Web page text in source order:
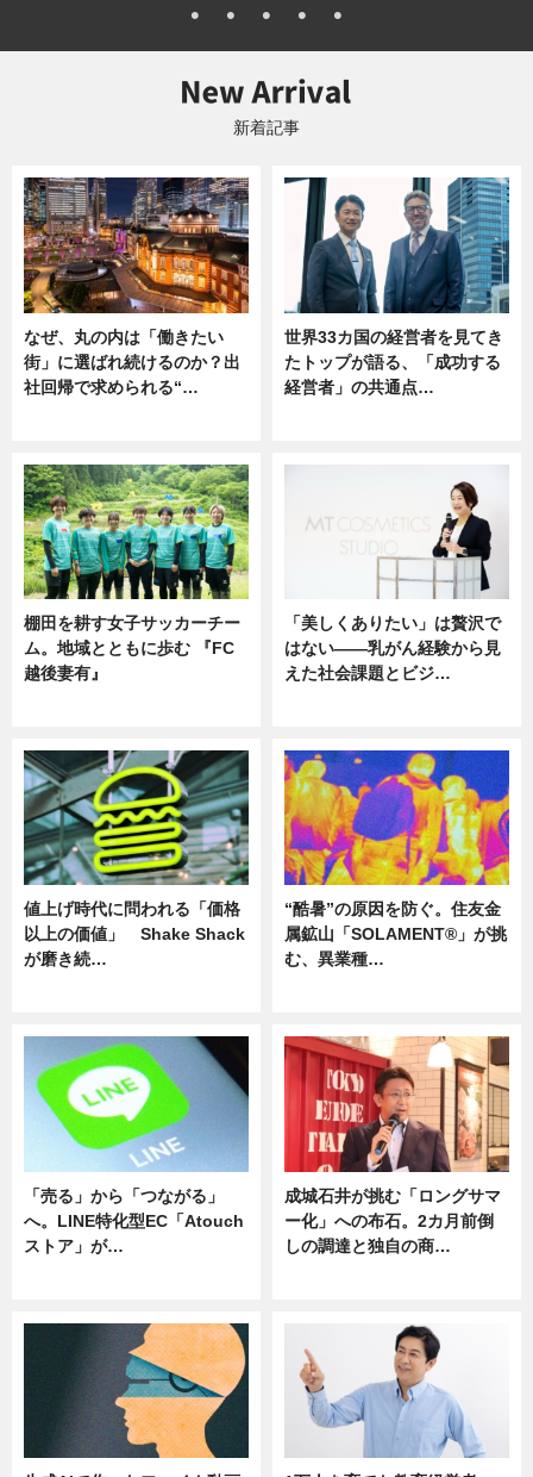
新着記事
なぜ、丸の内は「働きたい
街」に選ばれ続けるのか？出
社回帰で求められる“…
世界33カ国の経営者を見てき
たトップが語る、「成功する
経営者」の共通点…
棚田を耕す女子サッカーチー
ム。地域とともに歩む 『FC
越後妻有』
「美しくありたい」は贅沢で
はない――乳がん経験から見
えた社会課題とビジ…
値上げ時代に問われる「価格
以上の価値」 Shake Shack
が磨き続…
“酷暑”の原因を防ぐ。住友金
属鉱山「SOLAMENT®」が挑
む、異業種…
「売る」から「つながる」
へ。LINE特化型EC「Atouch
ストア」が…
成城石井が挑む「ロングサマ
ー化」への布石。2カ月前倒
しの調達と独自の商…